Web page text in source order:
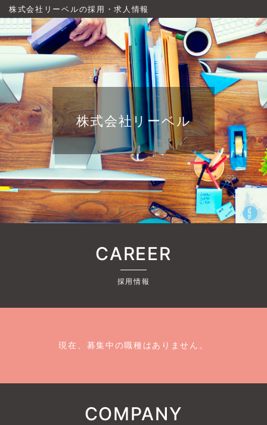
株式会社リーベルの採用・求人情報
株式会社リーベル
CAREER
採用情報
現在、募集中の職種はありません。
COMPANY